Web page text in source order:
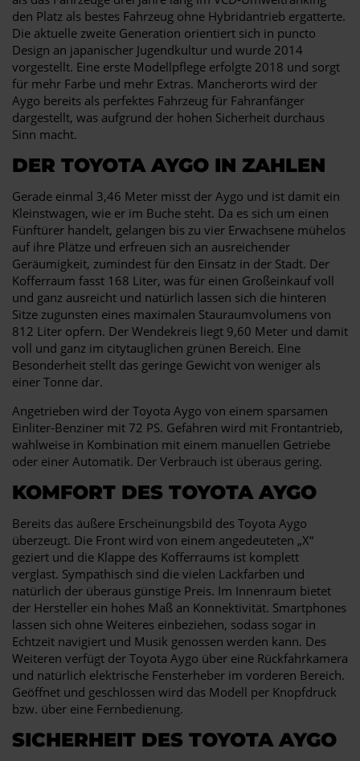
den Platz als bestes Fahrzeug ohne Hybridantrieb ergatterte.
Die aktuelle zweite Generation orientiert sich in puncto
Design an japanischer Jugendkultur und wurde 2014
vorgestellt. Eine erste Modellpflege erfolgte 2018 und sorgt
für mehr Farbe und mehr Extras. Mancherorts wird der
Aygo bereits als perfektes Fahrzeug für Fahranfänger
dargestellt, was aufgrund der hohen Sicherheit durchaus
Sinn macht.
DER TOYOTA AYGO IN ZAHLEN
Gerade einmal 3,46 Meter misst der Aygo und ist damit ein
Kleinstwagen, wie er im Buche steht. Da es sich um einen
Fünftürer handelt, gelangen bis zu vier Erwachsene mühelos
auf ihre Plätze und erfreuen sich an ausreichender
Geräumigkeit, zumindest für den Einsatz in der Stadt. Der
Kofferraum fasst 168 Liter, was für einen Großeinkauf voll
und ganz ausreicht und natürlich lassen sich die hinteren
Sitze zugunsten eines maximalen Stauraumvolumens von
812 Liter opfern. Der Wendekreis liegt 9,60 Meter und damit
voll und ganz im citytauglichen grünen Bereich. Eine
Besonderheit stellt das geringe Gewicht von weniger als
einer Tonne dar.
Angetrieben wird der Toyota Aygo von einem sparsamen
Einliter-Benziner mit 72 PS. Gefahren wird mit Frontantrieb,
wahlweise in Kombination mit einem manuellen Getriebe
oder einer Automatik. Der Verbrauch ist überaus gering.
KOMFORT DES TOYOTA AYGO
Bereits das äußere Erscheinungsbild des Toyota Aygo
überzeugt. Die Front wird von einem angedeuteten „X“
geziert und die Klappe des Kofferraums ist komplett
verglast. Sympathisch sind die vielen Lackfarben und
natürlich der überaus günstige Preis. Im Innenraum bietet
der Hersteller ein hohes Maß an Konnektivität. Smartphones
lassen sich ohne Weiteres einbeziehen, sodass sogar in
Echtzeit navigiert und Musik genossen werden kann. Des
Weiteren verfügt der Toyota Aygo über eine Rückfahrkamera
und natürlich elektrische Fensterheber im vorderen Bereich.
Geöffnet und geschlossen wird das Modell per Knopfdruck
bzw. über eine Fernbedienung.
SICHERHEIT DES TOYOTA AYGO